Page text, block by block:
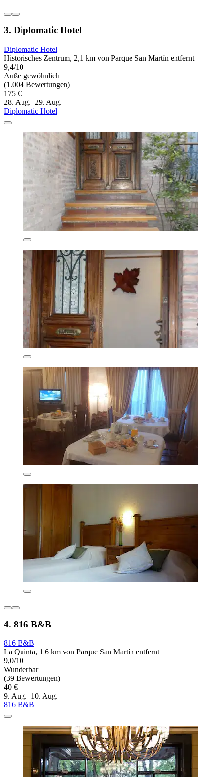
3. Diplomatic Hotel
Diplomatic Hotel
Historisches Zentrum, 2,1 km von Parque San Martín entfernt
9,4/10
Außergewöhnlich
(1.004 Bewertungen)
175 €
28. Aug.–29. Aug.
Diplomatic Hotel
4. 816 B&B
816 B&B
La Quinta, 1,6 km von Parque San Martín entfernt
9,0/10
Wunderbar
(39 Bewertungen)
40 €
9. Aug.–10. Aug.
816 B&B